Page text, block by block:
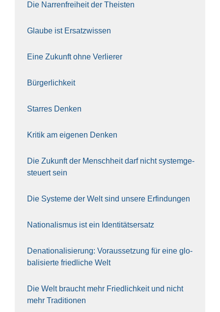
Die Nar­ren­frei­heit der The­is­ten
Glau­be ist Ersatz­wis­sen
Eine Zukunft ohne Ver­lie­rer
Bür­ger­lich­keit
Star­res Den­ken
Kri­tik am eige­nen Den­ken
Die Zukunft der Mensch­heit darf nicht sys­tem­ge­
steu­ert sein
Die Sys­te­me der Welt sind unse­re Erfin­dun­gen
Natio­na­lis­mus ist ein Iden­ti­täts­er­satz
Dena­tio­na­li­sie­rung: Vor­aus­set­zung für eine glo­
ba­li­sier­te fried­li­che Welt
Die Welt braucht mehr Fried­lich­keit und nicht
mehr Tra­di­tio­nen